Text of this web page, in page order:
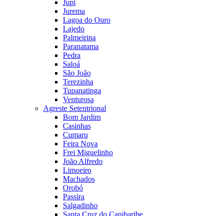
Jupi
Jurema
Lagoa do Ouro
Lajedo
Palmeirina
Paranatama
Pedra
Saloá
São João
Terezinha
Tupanatinga
Venturosa
Agreste Setentrional
Bom Jardim
Casinhas
Cumaru
Feira Nova
Frei Miguelinho
João Alfredo
Limoeiro
Machados
Orobó
Passira
Salgadinho
Santa Cruz do Capibaribe